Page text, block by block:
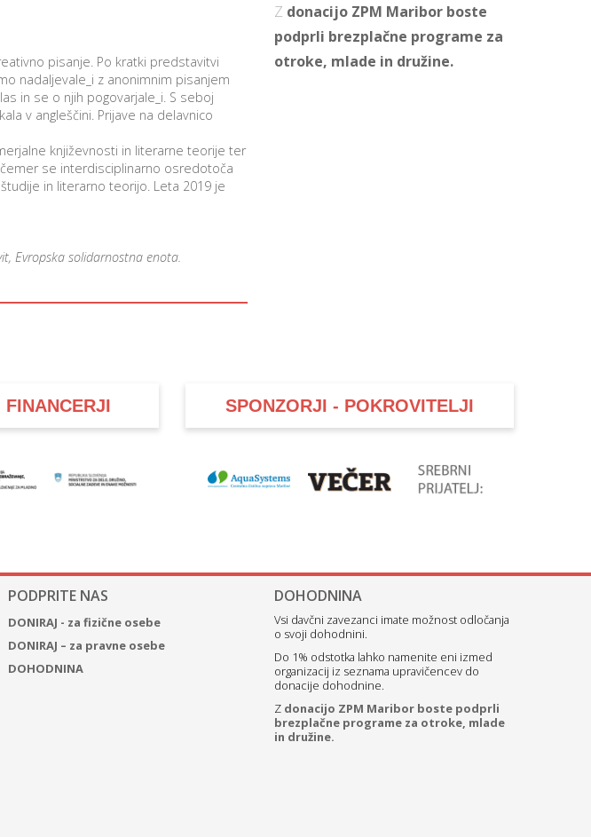
pisanje. Po kratki predstavitvi
nadaljevale_i z anonimnim pisanjem
in se o njih pogovarjale_i. S seboj
v angleščini. Prijave na delavnico
književnosti in literarne teorije ter
se interdisciplinarno osredotoča
in literarno teorijo. Leta 2019 je
Evropska solidarnostna enota.
Z donacijo ZPM Maribor boste
podprli brezplačne programe za
otroke, mlade in družine.
SPONZORJI - POKROVITELJI
PODPRITE NAS
DONIRAJ - za fizične osebe
DONIRAJ – za pravne osebe
DOHODNINA
DOHODNINA
Vsi davčni zavezanci imate možnost odločanja
o svoji dohodnini.
Do 1% odstotka lahko namenite eni izmed
organizacij iz seznama upravičencev do
donacije dohodnine.
Z donacijo ZPM Maribor boste podprli
brezplačne programe za otroke, mlade
in družine.